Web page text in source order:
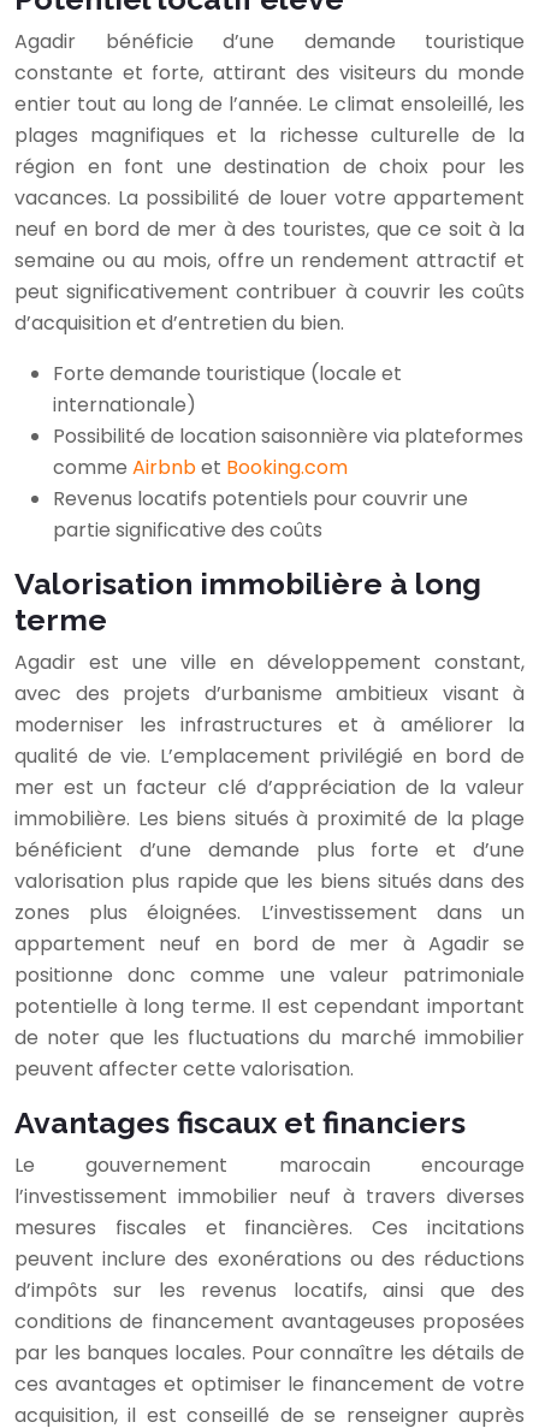
Agadir bénéficie d’une demande touristique
constante et forte, attirant des visiteurs du monde
entier tout au long de l’année. Le climat ensoleillé, les
plages magnifiques et la richesse culturelle de la
région en font une destination de choix pour les
vacances. La possibilité de louer votre appartement
neuf en bord de mer à des touristes, que ce soit à la
semaine ou au mois, offre un rendement attractif et
peut significativement contribuer à couvrir les coûts
d’acquisition et d’entretien du bien.
Forte demande touristique (locale et
internationale)
Possibilité de location saisonnière via plateformes
comme Airbnbet Booking.com
Revenus locatifs potentiels pour couvrir une
partie significative des coûts
Valorisation immobilière à long
terme
Agadir est une ville en développement constant,
avec des projets d’urbanisme ambitieux visant à
moderniser les infrastructures et à améliorer la
qualité de vie. L’emplacement privilégié en bord de
mer est un facteur clé d’appréciation de la valeur
immobilière. Les biens situés à proximité de la plage
bénéficient d’une demande plus forte et d’une
valorisation plus rapide que les biens situés dans des
zones plus éloignées. L’investissement dans un
appartement neuf en bord de mer à Agadir se
positionne donc comme une valeur patrimoniale
potentielle à long terme. Il est cependant important
de noter que les fluctuations du marché immobilier
peuvent affecter cette valorisation.
Avantages fiscaux et financiers
Le gouvernement marocain encourage
l’investissement immobilier neuf à travers diverses
mesures fiscales et financières. Ces incitations
peuvent inclure des exonérations ou des réductions
d’impôts sur les revenus locatifs, ainsi que des
conditions de financement avantageuses proposées
par les banques locales. Pour connaître les détails de
ces avantages et optimiser le financement de votre
acquisition, il est conseillé de se renseigner auprès